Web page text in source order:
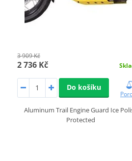
3 909 Kč
2 736 Kč
Do košíku
Aluminum Trail Engine Guard Ice
Protected